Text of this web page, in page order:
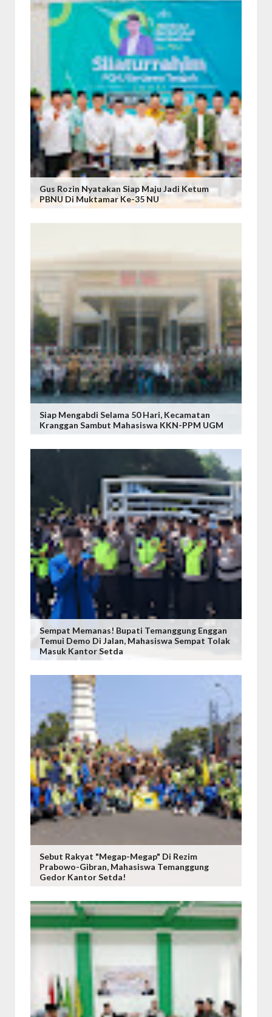
Gus Rozin Nyatakan Siap Maju Jadi Ketum
PBNU Di Muktamar Ke-35 NU
Siap Mengabdi Selama 50 Hari, Kecamatan
Kranggan Sambut Mahasiswa KKN-PPM UGM
Sempat Memanas! Bupati Temanggung Enggan
Temui Demo Di Jalan, Mahasiswa Sempat Tolak
Masuk Kantor Setda
Sebut Rakyat "Megap-Megap" Di Rezim
Prabowo-Gibran, Mahasiswa Temanggung
Gedor Kantor Setda!